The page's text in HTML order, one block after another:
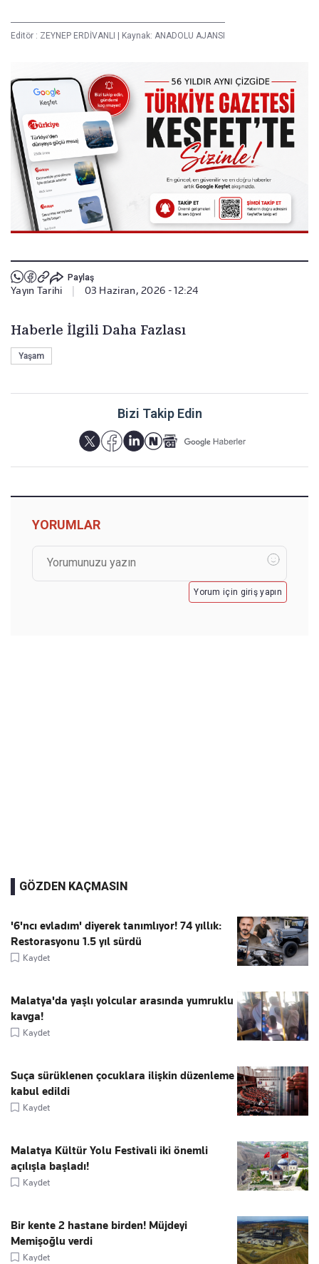
Editör : ZEYNEP ERDİVANLI Kaynak: ANADOLU AJANSI
Paylaş
Yayın Tarihi 03 Haziran, 2026 - 12:24
Haberle İlgili Daha Fazlası
Yaşam
Bizi Takip Edin
YORUMLAR
Yorum için giriş yapın
GÖZDEN KAÇMASIN
'6'ncı evladım' diyerek tanımlıyor! 74 yıllık:
Restorasyonu 1.5 yıl sürdü
Kaydet
Malatya'da yaşlı yolcular arasında yumruklu
kavga!
Kaydet
Suça sürüklenen çocuklara ilişkin düzenleme
kabul edildi
Kaydet
Malatya Kültür Yolu Festivali iki önemli
açılışla başladı!
Kaydet
Bir kente 2 hastane birden! Müjdeyi
Memişoğlu verdi
Kaydet